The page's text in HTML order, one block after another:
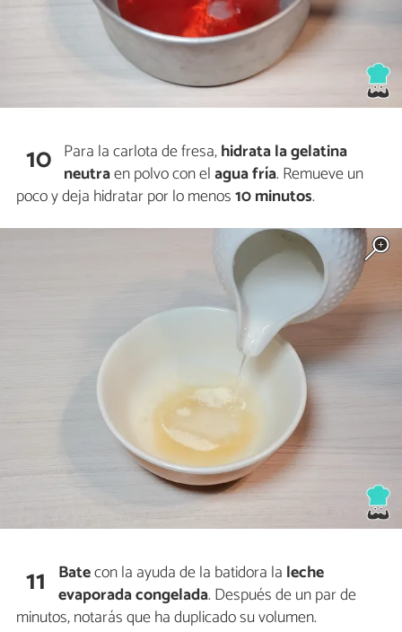
10 Para la carlota de fresa,hidrata la gelatina
neutraen polvo con elagua fría. Remueve un
poco y deja hidratar por lo menos10 minutos.
11 Batecon la ayuda de la batidora la leche
evaporada congelada. Después de un par de
minutos, notarás que ha duplicado su volumen.